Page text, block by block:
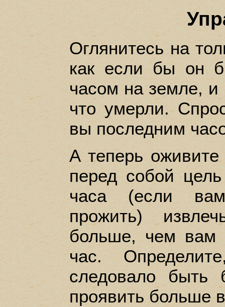
Оглянитесь на
как если бы он
часом на земле, и
что умерли.
вы последним
А теперь оживите
перед собой
часа (если вам
прожить)
больше, чем вам
час.
следовало быть
проявить больше